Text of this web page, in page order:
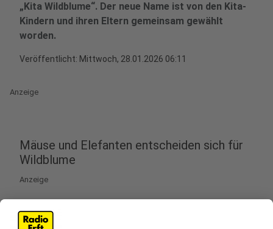
„Kita Wildblume“. Der neue Name ist von den Kita-
Kindern und ihren Eltern gemeinsam gewählt
worden.
Veröffentlicht: Mittwoch, 28.01.2026 06:11
Anzeige
Mäuse und Elefanten entscheiden sich für
Wildblume
Anzeige
Aus dem Montessori-Kinderhaus in Bedburg-